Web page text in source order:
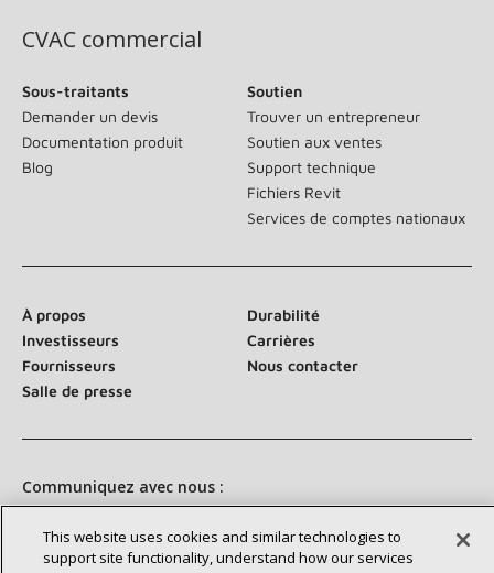
CVAC commercial
Sous-traitants
Demander un devis
Documentation produit
Blog
Soutien
Trouver un entrepreneur
Soutien aux ventes
Support technique
Fichiers Revit
Services de comptes nationaux
À propos
Durabilité
Investisseurs
Carrières
Fournisseurs
Nous contacter
Salle de presse
Communiquez avec nous :
This website uses cookies and similar technologies to
support site functionality, understand how our services